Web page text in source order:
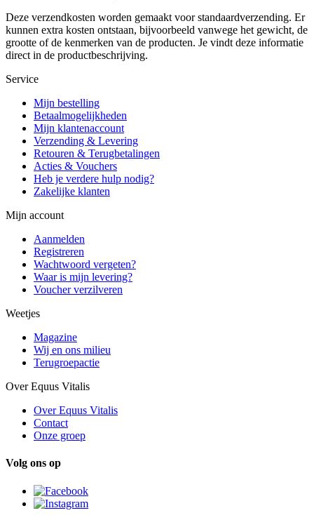
Deze verzendkosten worden gemaakt voor standaardverzending. Er
kunnen extra kosten ontstaan, bijvoorbeeld vanwege het gewicht, de
grootte of de kenmerken van de producten. Je vindt deze informatie
direct in de productbeschrijving.
Service
Mijn bestelling
Betaalmogelijkheden
Mijn klantenaccount
Verzending & Levering
Retouren & Terugbetalingen
Acties & Vouchers
Heb je verdere hulp nodig?
Zakelijke klanten
Mijn account
Aanmelden
Registreren
Wachtwoord vergeten?
Waar is mijn levering?
Voucher verzilveren
Weetjes
Magazine
Wij en ons milieu
Terugroepactie
Over Equus Vitalis
Over Equus Vitalis
Contact
Onze groep
Volg ons op